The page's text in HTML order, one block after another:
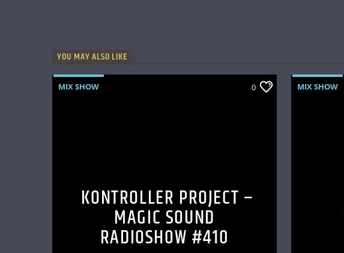
YOU MAY ALSO LIKE
MIX SHOW 0
KONTROLLER PROJECT –
MAGIC SOUND
RADIOSHOW #410
MIX SHOW